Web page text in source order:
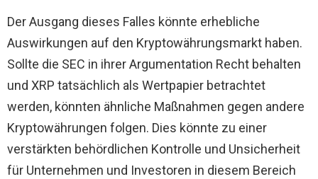
Der Ausgang dieses Falles könnte erhebliche
Auswirkungen auf den Kryptowährungsmarkt haben.
Sollte die SEC in ihrer Argumentation Recht behalten
und XRP tatsächlich als Wertpapier betrachtet
werden, könnten ähnliche Maßnahmen gegen andere
Kryptowährungen folgen. Dies könnte zu einer
verstärkten behördlichen Kontrolle und Unsicherheit
für Unternehmen und Investoren in diesem Bereich